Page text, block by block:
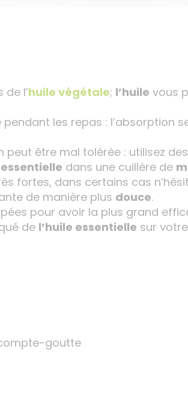
de l’huile végétale; l’huile vous
pendant les repas : l’absorption
être mal tolérée : utilisez des
essentielle dans une cuillère de
fortes, dans certains cas
de manière plus douce.
pour avoir la plus grand
de l’huile essentielle sur
goutte